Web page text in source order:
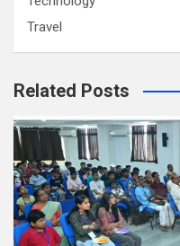
Travel
Related Posts